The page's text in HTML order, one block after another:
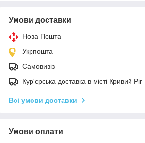
Умови доставки
Нова Пошта
Укрпошта
Самовивіз
Кур'єрська доставка в місті Кривий Ріг
Всі умови доставки
Умови оплати